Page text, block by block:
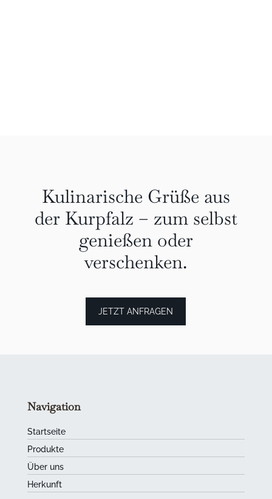
Kulinarische Grüße aus
der Kurpfalz – zum selbst
genießen oder
verschenken.
JETZT ANFRAGEN
Navigation
Startseite
Produkte
Über uns
Herkunft